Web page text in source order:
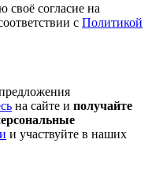
согласие на
с Политикой
на сайте и получайте
и участвуйте в наших